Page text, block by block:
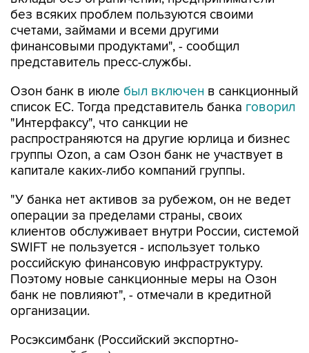
без всяких проблем пользуются своими
счетами, займами и всеми другими
финансовыми продуктами", - сообщил
представитель пресс-службы.
Озон банк в июле был включен в санкционный
список ЕС. Тогда представитель банка говорил
"Интерфаксу", что санкции не
распространяются на другие юрлица и бизнес
группы Ozon, а сам Озон банк не участвует в
капитале каких-либо компаний группы.
"У банка нет активов за рубежом, он не ведет
операции за пределами страны, своих
клиентов обслуживает внутри России, системой
SWIFT не пользуется - использует только
российскую финансовую инфраструктуру.
Поэтому новые санкционные меры на Озон
банк не повлияют", - отмечали в кредитной
организации.
Росэксимбанк (Российский экспортно-